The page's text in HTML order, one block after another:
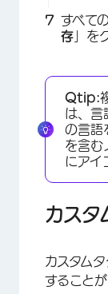
すべて
存 」を
Qtip:
は、言
の言語
を含む
にアイ
カスタ
カスタム
すること